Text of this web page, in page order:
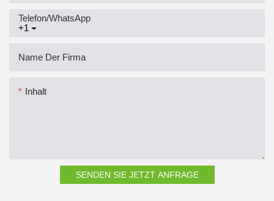
+1
Telefon/WhatsApp
Name Der Firma
Inhalt
SENDEN SIE JETZT ANFRAGE